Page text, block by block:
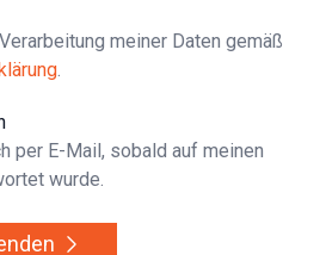
meiner Daten gemäß
.
per E-Mail, sobald auf meinen
wurde.